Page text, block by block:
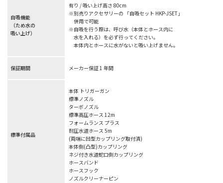
自吸機能
（ため水の
吸い上げ）
有り / 吸い上げ高さ 80cm
※別売りアクセサリーの 「自吸セット HKP-JSET」
併用で可能
※自吸を行う際は、呼び水（本体とホース内に
水を入れる）を必ず行ってください。
本体内とホースに水がないと吸い上げません。
保証期間 メーカー保証 1 年間
標準付属品
本体 トリガーガン
標準ノズル
ターボノズル
標準高圧ホース 12m
フォームランス プラス
耐圧水道ホース 5m
(両端に凹型カップリング取付済)
本体側(凸型)カップリング
ネジ付き水道蛇口側カップリング
ホースバンド
ホースフック
ノズルクリーナーピン